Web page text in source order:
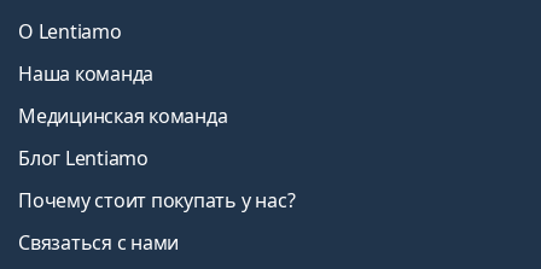
О Lentiamo
Наша команда
Медицинская команда
Блог Lentiamo
Почему стоит покупать у нас?
Связаться с нами